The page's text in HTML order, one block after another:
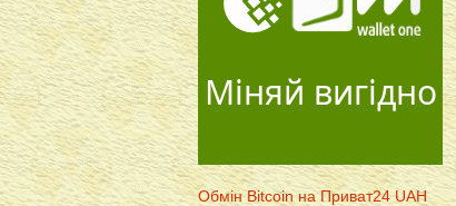
Міняй вигідно
Обмін Bitcoin на Приват24 UAH